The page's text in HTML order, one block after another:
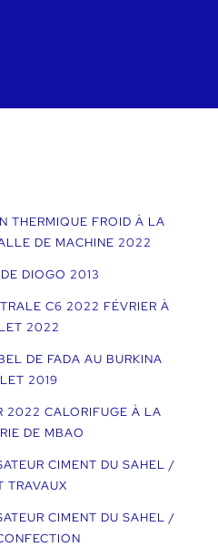
THERMIQUE FROID À LA
DE MACHINE 2022
DIOGO 2013
C6 2022 FÉVRIER À
2022
DE FADA AU BURKINA
2019
2022 CALORIFUGE À LA
DE MBAO
CIMENT DU SAHEL /
TRAVAUX
CIMENT DU SAHEL /